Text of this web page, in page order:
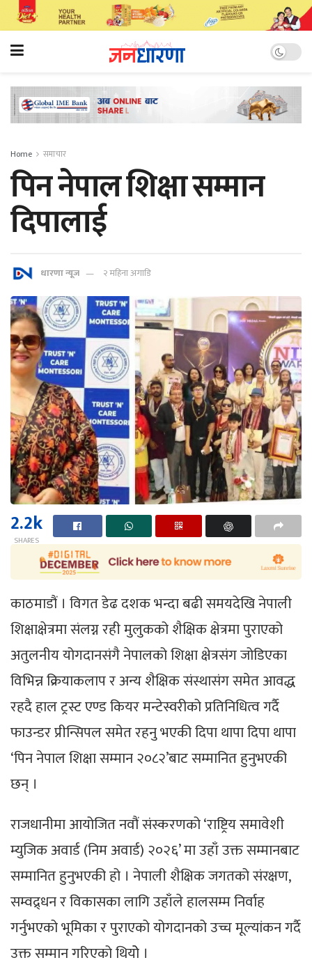
Home समाचार
पिन नेपाल शिक्षा सम्मान
दिपालाई
धारणा न्यूज २ महिना अगाडि
2.2k
SHARES
काठमाडौं । विगत डेढ दशक भन्दा बढी समयदेखि नेपाली
शिक्षाक्षेत्रमा संलग्न रही मुलुकको शैक्षिक क्षेत्रमा पुराएको
अतुलनीय योगदानसंगै नेपालको शिक्षा क्षेत्रसंग जोडिएका
विभिन्न क्रियाकलाप र अन्य शैक्षिक संस्थासंग समेत आवद्ध
रहदै हाल ट्रस्ट एण्ड कियर मन्टेस्वरीको प्रतिनिधित्व गर्दै
फाउन्डर प्रीन्सिपल समेत रहनु भएकी दिपा थापा दिपा थापा
‘पिन नेपाल शिक्षा सम्मान २०८२’बाट सम्मानित हुनुभएकी
छन् ।
राजधानीमा आयोजित नवौं संस्करणको ‘राष्ट्रिय समावेशी
म्युजिक अवार्ड (निम अवार्ड) २०२६’ मा उहाँ उक्त सम्मानबाट
सम्मानित हुनुभएकी हो । नेपाली शैक्षिक जगतको संरक्षण,
सम्वद्र्धन र विकासका लागि उहाँले हालसम्म निर्वाह
गर्नुभएको भूमिका र पुराएको योगदानको उच्च मूल्यांकन गर्दै
उक्त सम्मान गरिएको थियोे ।